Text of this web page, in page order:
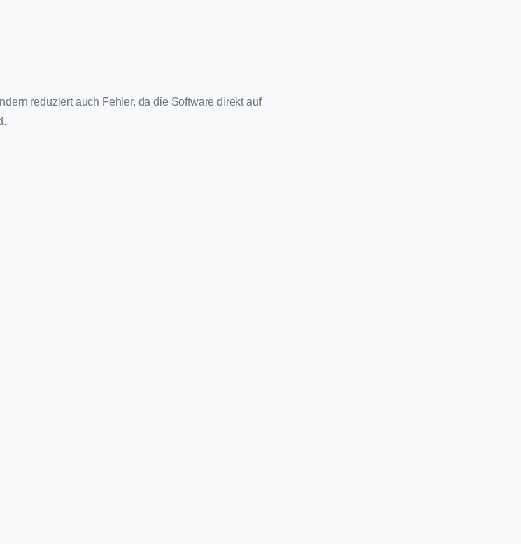
reduziert auch Fehler, da die Software direkt auf